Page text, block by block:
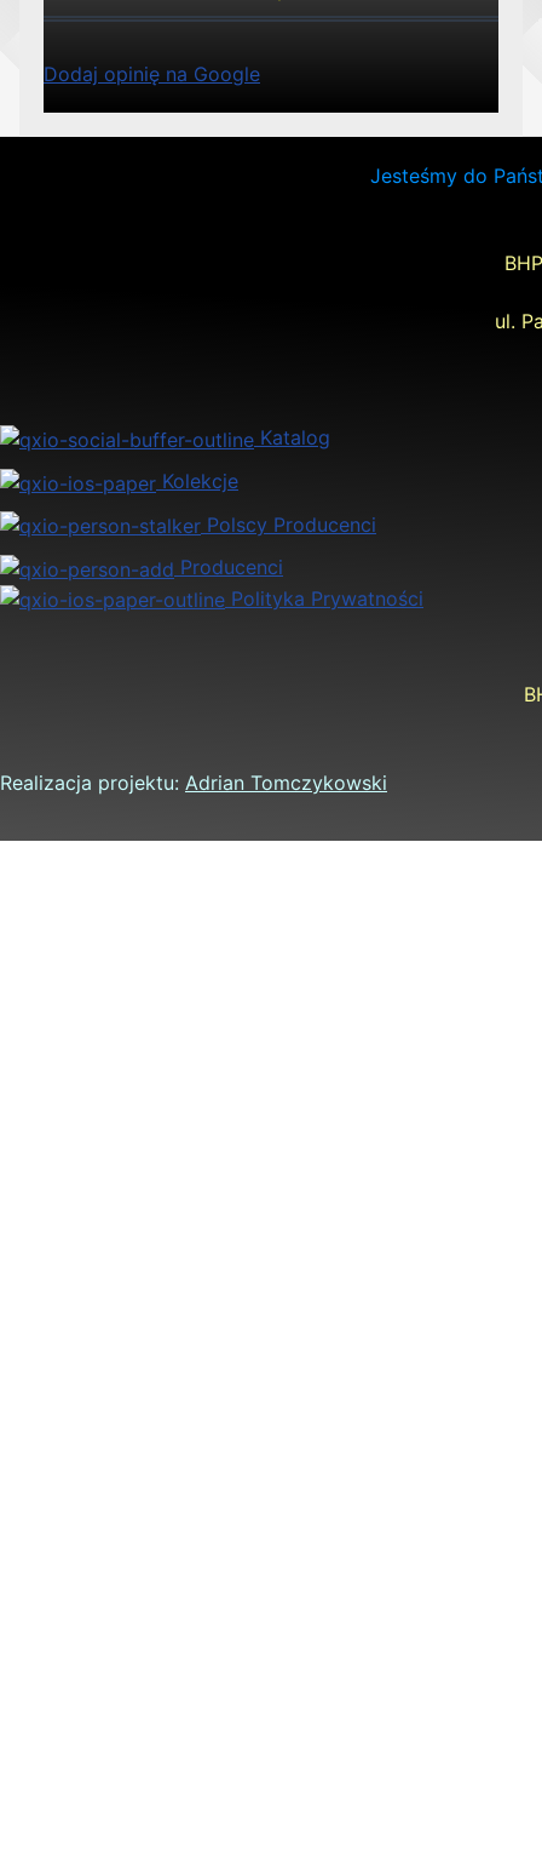
Dodaj opinię na Google
Jesteśmy do
ul.
Katalog
Kolekcje
Polscy Producenci
Producenci
Polityka Prywatności
Realizacja projektu: Adrian Tomczykowski